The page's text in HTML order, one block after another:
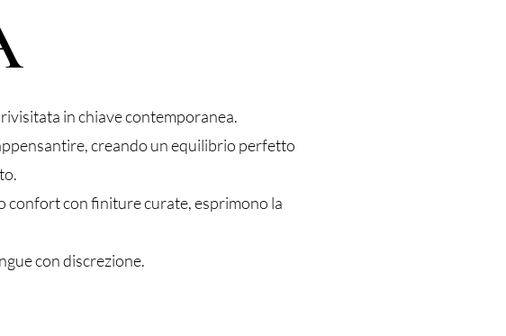
in chiave contemporanea.
creando un equilibrio perfetto
confort con finiture curate, esprimono la
con discrezione.